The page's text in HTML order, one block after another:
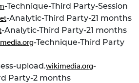
-Technique-Third Party-Session
-Analytic-Third Party-21 months
-Analytic-Third Party-21 months
-Technique-Third Party
upload.wikimedia.org-
Party-2 months